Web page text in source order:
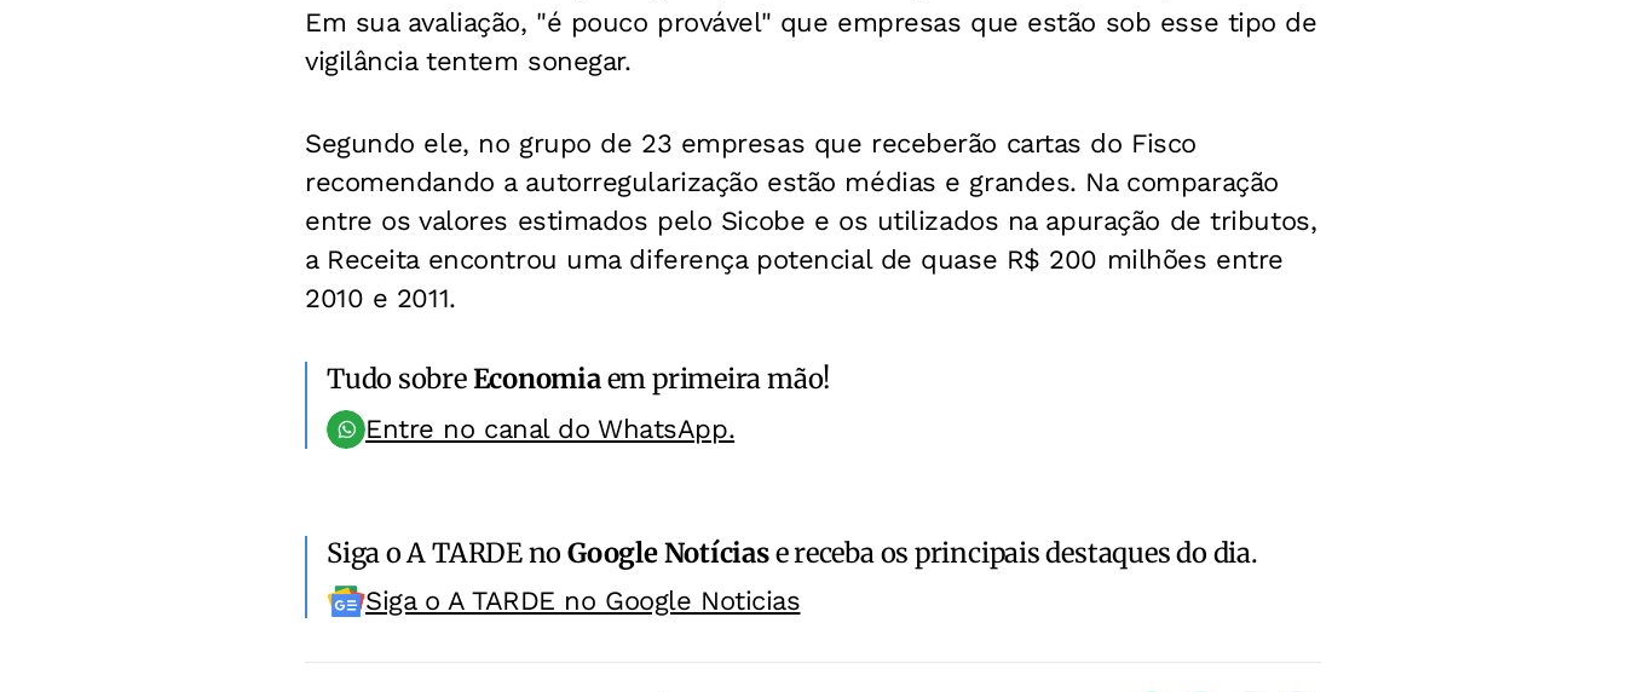
Em sua avaliação, "é pouco provável" que empresas que estão sob esse tipo de
vigilância tentem sonegar.
Segundo ele, no grupo de 23 empresas que receberão cartas do Fisco
recomendando a autorregularização estão médias e grandes. Na comparação
entre os valores estimados pelo Sicobe e os utilizados na apuração de tributos,
a Receita encontrou uma diferença potencial de quase R$ 200 milhões entre
2010 e 2011.
Tudo sobreEconomiaem primeira mão!
Entre no canal do WhatsApp.
Siga o A TARDE noGoogle Notíciase receba os principais destaques do dia.
Siga o A TARDE no Google Noticias